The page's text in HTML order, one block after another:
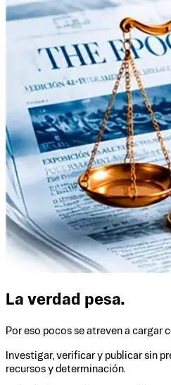
La verdad pesa.
Por eso pocos se atreven a cargar
Investigar, verificar y publicar sin
recursos y determinación.